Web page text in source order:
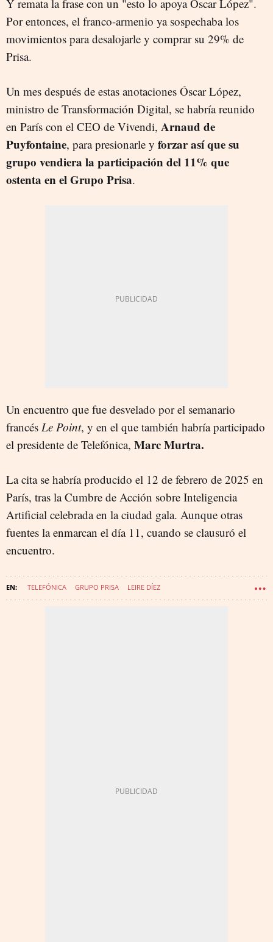
Y remata la frase con un "esto lo apoya Óscar López".
Por entonces, el franco-armenio ya sospechaba los
movimientos para desalojarle y comprar su 29% de
Prisa.
Un mes después de estas anotaciones Óscar López,
ministro de Transformación Digital, se habría reunido
en París con el CEO de Vivendi, Arnaud de
Puyfontaine, para presionarle y forzar así que su
grupo vendiera la participación del 11% que
ostenta en el Grupo Prisa.
Un encuentro que fue desvelado por el semanario
francés Le Point, y en el que también habría participado
el presidente de Telefónica, Marc Murtra.
La cita se habría producido el 12 de febrero de 2025 en
París, tras la Cumbre de Acción sobre Inteligencia
Artificial celebrada en la ciudad gala. Aunque otras
fuentes la enmarcan el día 11, cuando se clausuró el
encuentro.
TELEFÓNICA GRUPO PRISA LEIRE DÍEZ